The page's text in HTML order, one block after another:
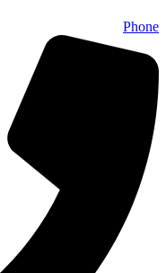
Phone